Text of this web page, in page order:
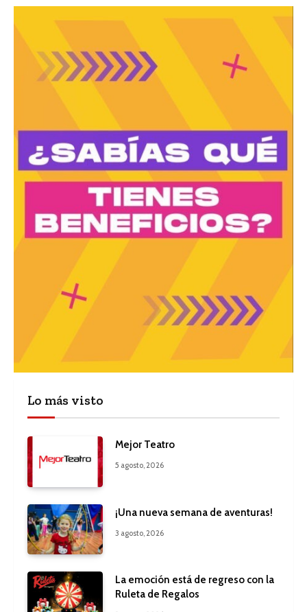
Lo más visto
Mejor Teatro
5 agosto, 2026
¡Una nueva semana de aventuras!
3 agosto, 2026
La emoción está de regreso con la
Ruleta de Regalos